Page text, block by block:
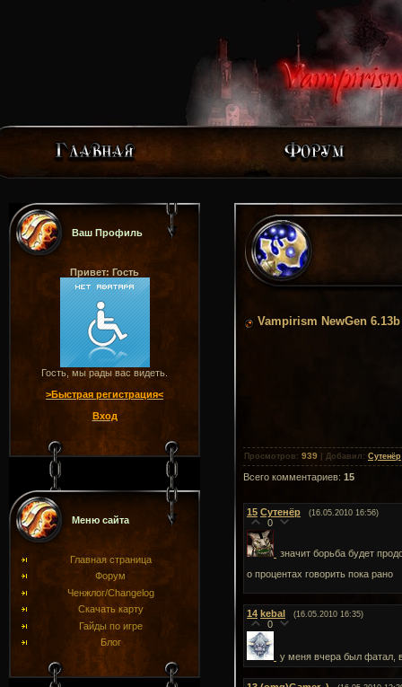
Ваш Профиль
Привет: Гость
Гость, мы рады вас видеть.
>Быстрая регистрация<
Вход
Меню сайта
Главная страница
Форум
Ченжлог/Changelog
Скачать карту
Гайды по игре
Блог
Vampirism NewGen 6.13b
Просмотров : 939 Добавил : Сутенёр
Всего комментариев: 15
15 Сутенёр (16.05.2010 16:56)
0
значит борьба будет
о процентах говорить пока рано
14 kebal (16.05.2010 16:35)
0
у меня вчера был фатал,